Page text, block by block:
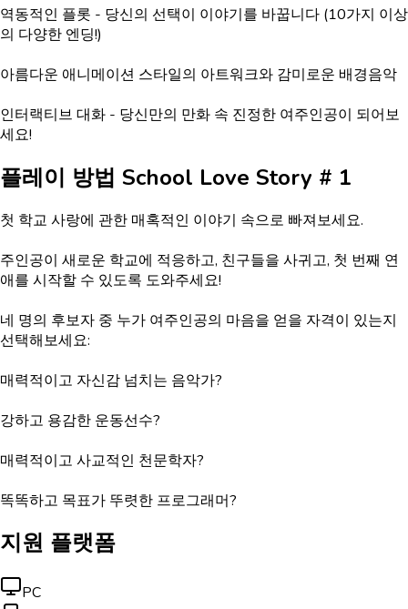
역동적인 플롯 - 당신의 선택이 이야기를 바꿉니다 (10가지 이상
의 다양한 엔딩!)
아름다운 애니메이션 스타일의 아트워크와 감미로운 배경음악
인터랙티브 대화 - 당신만의 만화 속 진정한 여주인공이 되어보
세요!
플레이 방법 School Love Story # 1
첫 학교 사랑에 관한 매혹적인 이야기 속으로 빠져보세요.
주인공이 새로운 학교에 적응하고, 친구들을 사귀고, 첫 번째 연
애를 시작할 수 있도록 도와주세요!
네 명의 후보자 중 누가 여주인공의 마음을 얻을 자격이 있는지
선택해보세요:
매력적이고 자신감 넘치는 음악가?
강하고 용감한 운동선수?
매력적이고 사교적인 천문학자?
똑똑하고 목표가 뚜렷한 프로그래머?
지원 플랫폼
PC